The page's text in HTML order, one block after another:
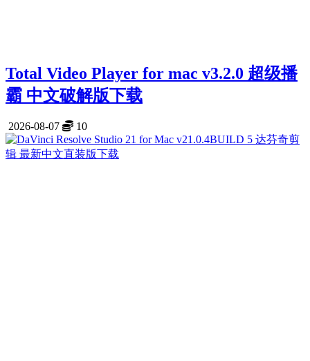
Total Video Player for mac v3.2.0 超级播
霸 中文破解版下载
2026-08-07 10